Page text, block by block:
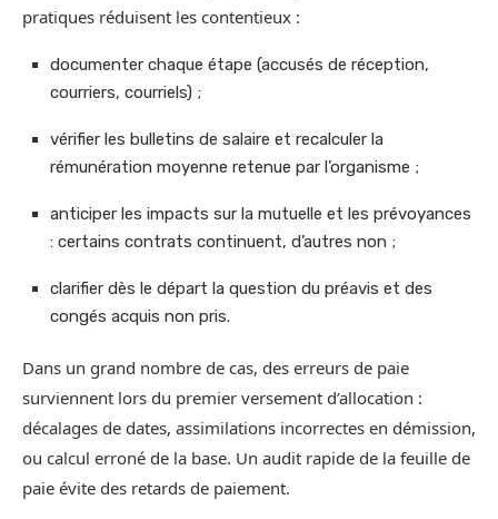
pratiques réduisent les contentieux :
documenter chaque étape (accusés de réception,
courriers, courriels) ;
vérifier les bulletins de salaire et recalculer la
rémunération moyenne retenue par l’organisme ;
anticiper les impacts sur la mutuelle et les prévoyances
: certains contrats continuent, d’autres non ;
clarifier dès le départ la question du préavis et des
congés acquis non pris.
Dans un grand nombre de cas, des erreurs de paie
surviennent lors du premier versement d’allocation :
décalages de dates, assimilations incorrectes en démission,
ou calcul erroné de la base. Un audit rapide de la feuille de
paie évite des retards de paiement.